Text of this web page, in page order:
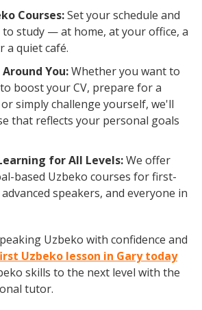
Courses:Set your schedule and
to study — at home, at your office, a
a quiet café.
You:Whether you want to
boost your CV, prepare for a
simply challenge yourself, we'll
that reflects your personal goals
for All Levels:We offer
based Uzbeko courses for first-
speakers, and everyone in
Uzbeko with confidence and
Uzbeko lesson in Gary today
skills to the next level with the
tutor.